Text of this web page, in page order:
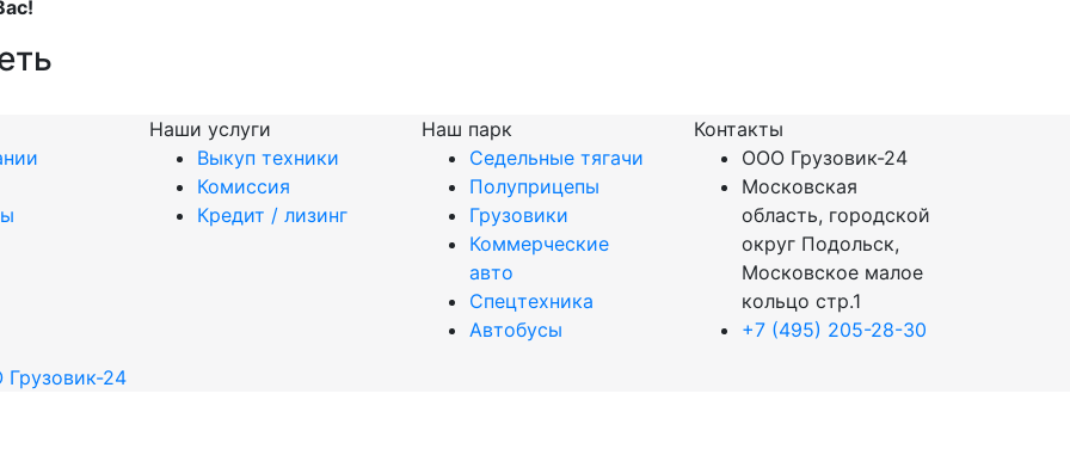
Наши услуги
Выкуп техники
Комиссия
Кредит / лизинг
Наш парк
Седельные тягачи
Полуприцепы
Грузовики
Коммерческие
авто
Спецтехника
Автобусы
Контакты
ООО Грузовик-24
Московская
область, городской
округ Подольск,
Московское малое
кольцо стр.1
+7 (495) 205-28-30
24